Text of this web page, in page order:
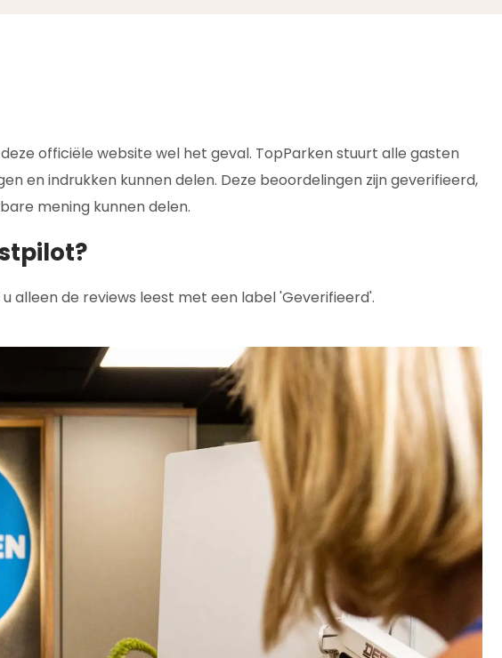
officiële website wel het geval. TopParken stuurt alle gasten
en indrukken kunnen delen. Deze beoordelingen zijn geverifieerd,
mening kunnen delen.
alleen de reviews leest met een label 'Geverifieerd'.